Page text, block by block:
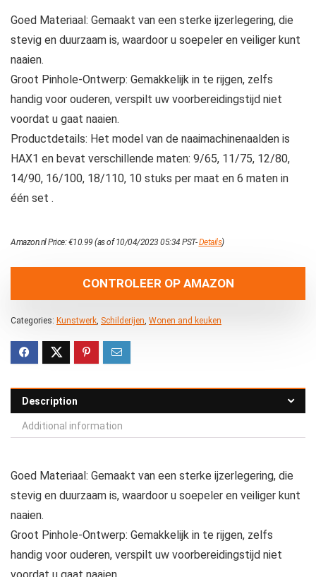
Goed Materiaal: Gemaakt van een sterke ijzerlegering, die
stevig en duurzaam is, waardoor u soepeler en veiliger kunt
naaien.
Groot Pinhole-Ontwerp: Gemakkelijk in te rijgen, zelfs
handig voor ouderen, verspilt uw voorbereidingstijd niet
voordat u gaat naaien.
Productdetails: Het model van de naaimachinenaalden is
HAX1 en bevat verschillende maten: 9/65, 11/75, 12/80,
14/90, 16/100, 18/110, 10 stuks per maat en 6 maten in
één set .
Amazon.nl Price:€10.99 (as of 10/04/2023 05:34 PST-Details)
CONTROLEER OP AMAZON
Categories: Kunstwerk Schilderijen Wonen and keuken
Description
Additional information
Goed Materiaal: Gemaakt van een sterke ijzerlegering, die
stevig en duurzaam is, waardoor u soepeler en veiliger kunt
naaien.
Groot Pinhole-Ontwerp: Gemakkelijk in te rijgen, zelfs
handig voor ouderen, verspilt uw voorbereidingstijd niet
voordat u gaat naaien.